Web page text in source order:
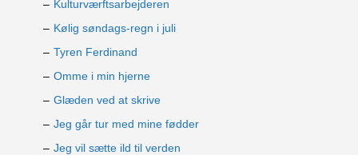
Kulturværftsarbejderen
Kølig søndags-regn i juli
Tyren Ferdinand
Omme i min hjerne
Glæden ved at skrive
Jeg går tur med mine fødder
Jeg vil sætte ild til verden